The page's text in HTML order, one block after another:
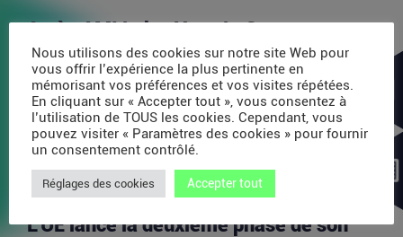
Après AMI Labs, Yann LeCun veut
lancer un fonds de 200 millions d’euros
dédié à l’IA
L’article Après AMI Labs, Yann LeCun veut lancer
un fonds de 200 millions d’euros dédié à l’IA
est...
Lire la suite
L’UE lance la deuxième phase de son
Nous utilisons des cookies sur notre site Web pour
vous offrir l’expérience la plus pertinente en
mémorisant vos préférences et vos visites répétées.
En cliquant sur « Accepter tout », vous consentez à
l’utilisation de TOUS les cookies. Cependant, vous
pouvez visiter « Paramètres des cookies » pour fournir
un consentement contrôlé.
Réglages des cookies Accepter tout